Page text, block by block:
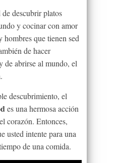
descubrir platos
y cocinar con amor
que tienen sed
de hacer
de abrirse al mundo, el
descubrimiento, el
es una hermosa acción
corazón. Entonces,
usted intente para una
de una comida.